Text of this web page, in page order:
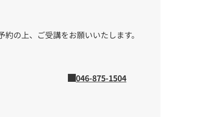
の上、ご受講をお願いいたします。
046-875-1504